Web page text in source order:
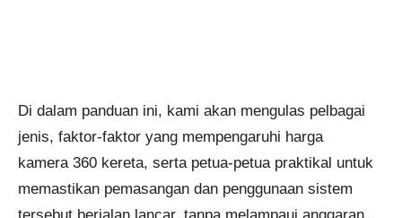
Di dalam panduan ini, kami akan mengulas pelbagai
jenis, faktor-faktor yang mempengaruhi harga
kamera 360 kereta, serta petua-petua praktikal untuk
memastikan pemasangan dan penggunaan sistem